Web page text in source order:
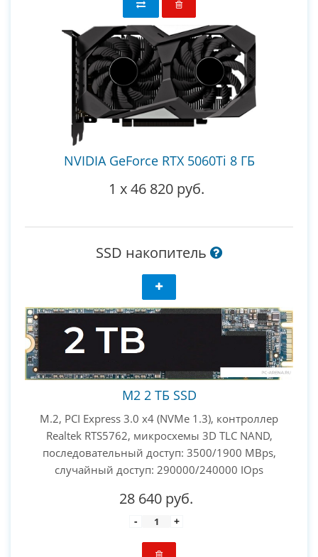
NVIDIA GeForce RTX 5060Ti 8 ГБ
1 x46 820 руб.
SSD накопитель
M2 2 ТБ SSD
M.2, PCI Express 3.0 x4 (NVMe 1.3), контроллер
Realtek RTS5762, микросхемы 3D TLC NAND,
последовательный доступ: 3500/1900 MBps,
случайный доступ: 290000/240000 IOps
28 640 руб.
- +